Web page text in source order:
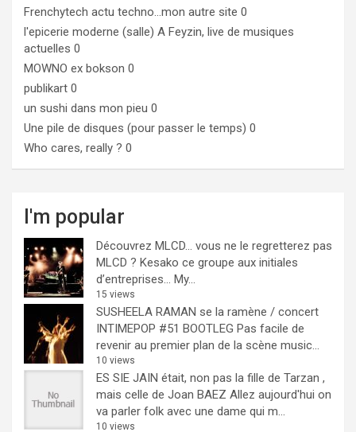
Frenchytech actu techno…mon autre site 0
l'epicerie moderne (salle) A Feyzin, live de musiques
actuelles 0
MOWNO ex bokson 0
publikart 0
un sushi dans mon pieu 0
Une pile de disques (pour passer le temps) 0
Who cares, really ? 0
I'm popular
Découvrez MLCD… vous ne le regretterez pas
MLCD ? Kesako ce groupe aux initiales
d’entreprises… My...
15 views
SUSHEELA RAMAN se la ramène / concert
INTIMEPOP #51 BOOTLEG Pas facile de
revenir au premier plan de la scène music...
10 views
ES SIE JAIN était, non pas la fille de Tarzan ,
mais celle de Joan BAEZ Allez aujourd'hui on
va parler folk avec une dame qui m...
10 views